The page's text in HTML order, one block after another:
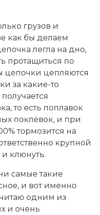
грузов и
как бы делаем
легла на дно,
протащиться по
цепочки цепляются
за какие-то
то есть поплавок
поклёвок, и при
тормозится на
крупной
клюнуть.
самые такие
и вот именно
одним из
и очень